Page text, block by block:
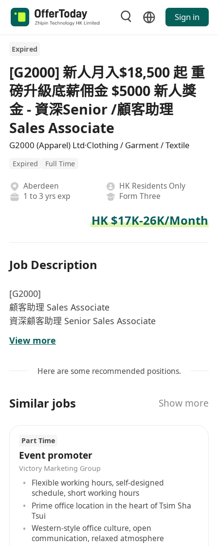
Sign in
Expired
[G2000] 新人月入$18,500 起 重
磅升級底薪佣金 $5000 新人獎
金 - 資深Senior /顧客助理
Sales Associate
G2000 (Apparel) Ltd·Clothing / Garment / Textile
Expired Full Time
Aberdeen
HK Residents Only
1 to 3 yrs exp
Form Three
HK $17K-26K/Month
Job Description
[G2000]
顧客助理 Sales Associate
資深顧客助理 Senior Sales Associate
月入可達$27,000
全新薪資福利重磅升級，底薪佣金全面調高
每月八天例假
新人保證佣金每月$3000
雙糧, 額外銷售獎金, 特別津貼
推薦人獎金
全薪婚假, 進修假, 恩恤假
醫療保險 ( 住院、西醫、中醫, 跌打針灸,物理治療)
員工購物優惠
良好晉升制度
完善職前及在職培訓
職責：
View more
Here are some recommended positions.
Similar jobs Show more
Part Time
Event promoter
Victory Marketing Group
Flexible working hours, self-designed
schedule, short working hours
Prime office location in the heart of Tsim Sha
Tsui
Western-style office culture, open
communication, relaxed atmosphere